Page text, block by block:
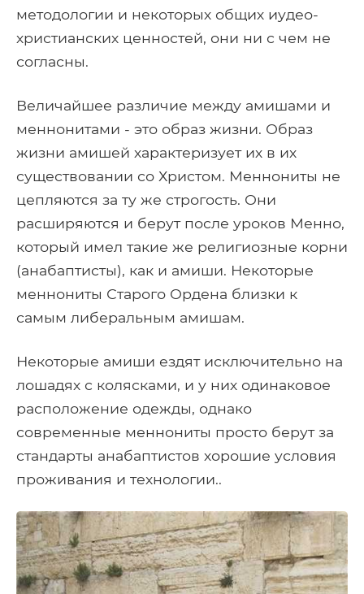
методологии и некоторых общих иудео-
христианских ценностей, они ни с чем не
согласны.
Величайшее различие между амишами и
меннонитами - это образ жизни. Образ
жизни амишей характеризует их в их
существовании со Христом. Меннониты не
цепляются за ту же строгость. Они
расширяются и берут после уроков Менно,
который имел такие же религиозные корни
(анабаптисты), как и амиши. Некоторые
меннониты Старого Ордена близки к
самым либеральным амишам.
Некоторые амиши ездят исключительно на
лошадях с колясками, и у них одинаковое
расположение одежды, однако
современные меннониты просто берут за
стандарты анабаптистов хорошие условия
проживания и технологии..